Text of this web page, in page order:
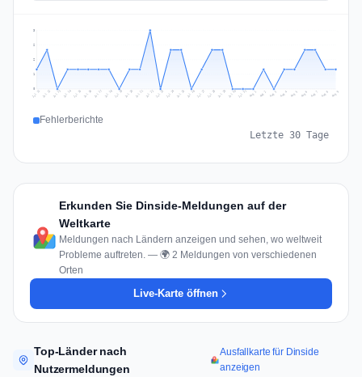
1
2
2
3
Jul 11 Jul 12 Jul 13 Jul 14 Jul 15 Jul 16 Jul 17 Jul 18 Jul 19 Jul 20 Jul 21 Jul 22 Jul 23 Jul 24 Jul 25 Jul 26 Jul 27 Jul 28 Jul 29 Jul 30 Jul 31 Aug 1 Aug 2 Aug 3 Aug 4 Aug 5 Aug 6 Aug 7 Aug 8 Aug 9
Fehlerberichte
Letzte 30 Tage
Erkunden Sie Dinside-Meldungen auf der
Weltkarte
Meldungen nach Ländern anzeigen und sehen, wo weltweit
Probleme auftreten. — 🌍 2 Meldungen von verschiedenen
Orten
Live-Karte öffnen
Top-Länder nach
Nutzermeldungen
Ausfallkarte für Dinside
anzeigen